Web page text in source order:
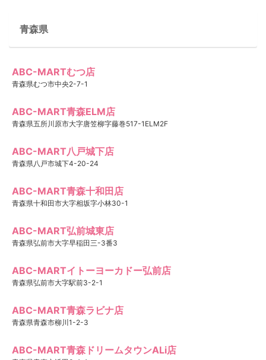
青森県
ABC-MARTむつ店
青森県むつ市中央2-7-1
ABC-MART青森ELM店
青森県五所川原市大字唐笠柳字藤巻517-1ELM2F
ABC-MART八戸城下店
青森県八戸市城下4-20-24
ABC-MART青森十和田店
青森県十和田市大字相坂字小林30-1
ABC-MART弘前城東店
青森県弘前市大字早稲田三-3番3
ABC-MARTイトーヨーカドー弘前店
青森県弘前市大字駅前3-2-1
ABC-MART青森ラビナ店
青森県青森市柳川1-2-3
ABC-MART青森ドリームタウンALi店